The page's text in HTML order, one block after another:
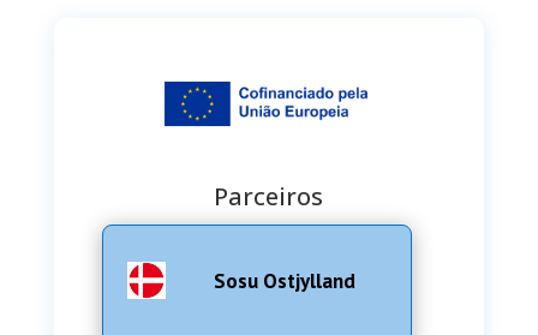
Parceiros
Sosu Ostjylland